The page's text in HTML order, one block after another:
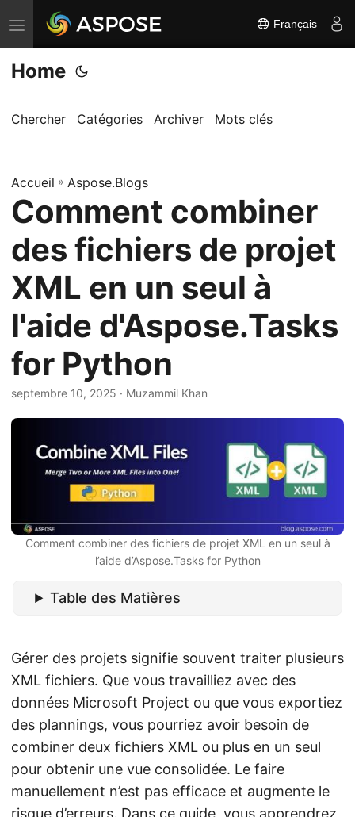
B
a
s
u
r
l
a
n
v
i
g
a
Français
Home
Chercher Catégories Archiver Mots clés
Accueil » Aspose.Blogs
Comment combiner
des fichiers de projet
XML en un seul à
l'aide d'Aspose.Tasks
for Python
septembre 10, 2025 · Muzammil Khan
Comment combiner des fichiers de projet XML en un seul à
l’aide d’Aspose.Tasks for Python
Table des Matières
Gérer des projets signifie souvent traiter plusieurs
XML fichiers. Que vous travailliez avec des
données Microsoft Project ou que vous exportiez
des plannings, vous pourriez avoir besoin de
combiner deux fichiers XML ou plus en un seul
pour obtenir une vue consolidée. Le faire
manuellement n’est pas efficace et augmente le